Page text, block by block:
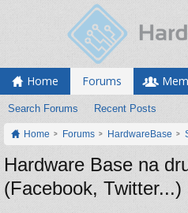
Home Forums
Search Forums Recent Posts
Home Forums HardwareBase
Hardware Base na
(Facebook, Twitter...)